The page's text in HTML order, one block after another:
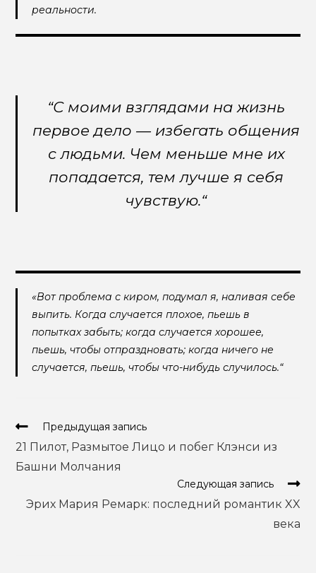
реальности.
“С моими взглядами на жизнь
первое дело — избегать общения
с людьми. Чем меньше мне их
попадается, тем лучше я себя
чувствую.“
«Вот проблема с киром, подумал я, наливая себе
выпить. Когда случается плохое, пьешь в
попытках забыть; когда случается хорошее,
пьешь, чтобы отпраздновать; когда ничего не
случается, пьешь, чтобы что-нибудь случилось.“
Еще
Предыдущая запись
21 Пилот, Размытое Лицо и побег Клэнси из
Башни Молчания
Следующая запись
Эрих Мария Ремарк: последний романтик XX
века